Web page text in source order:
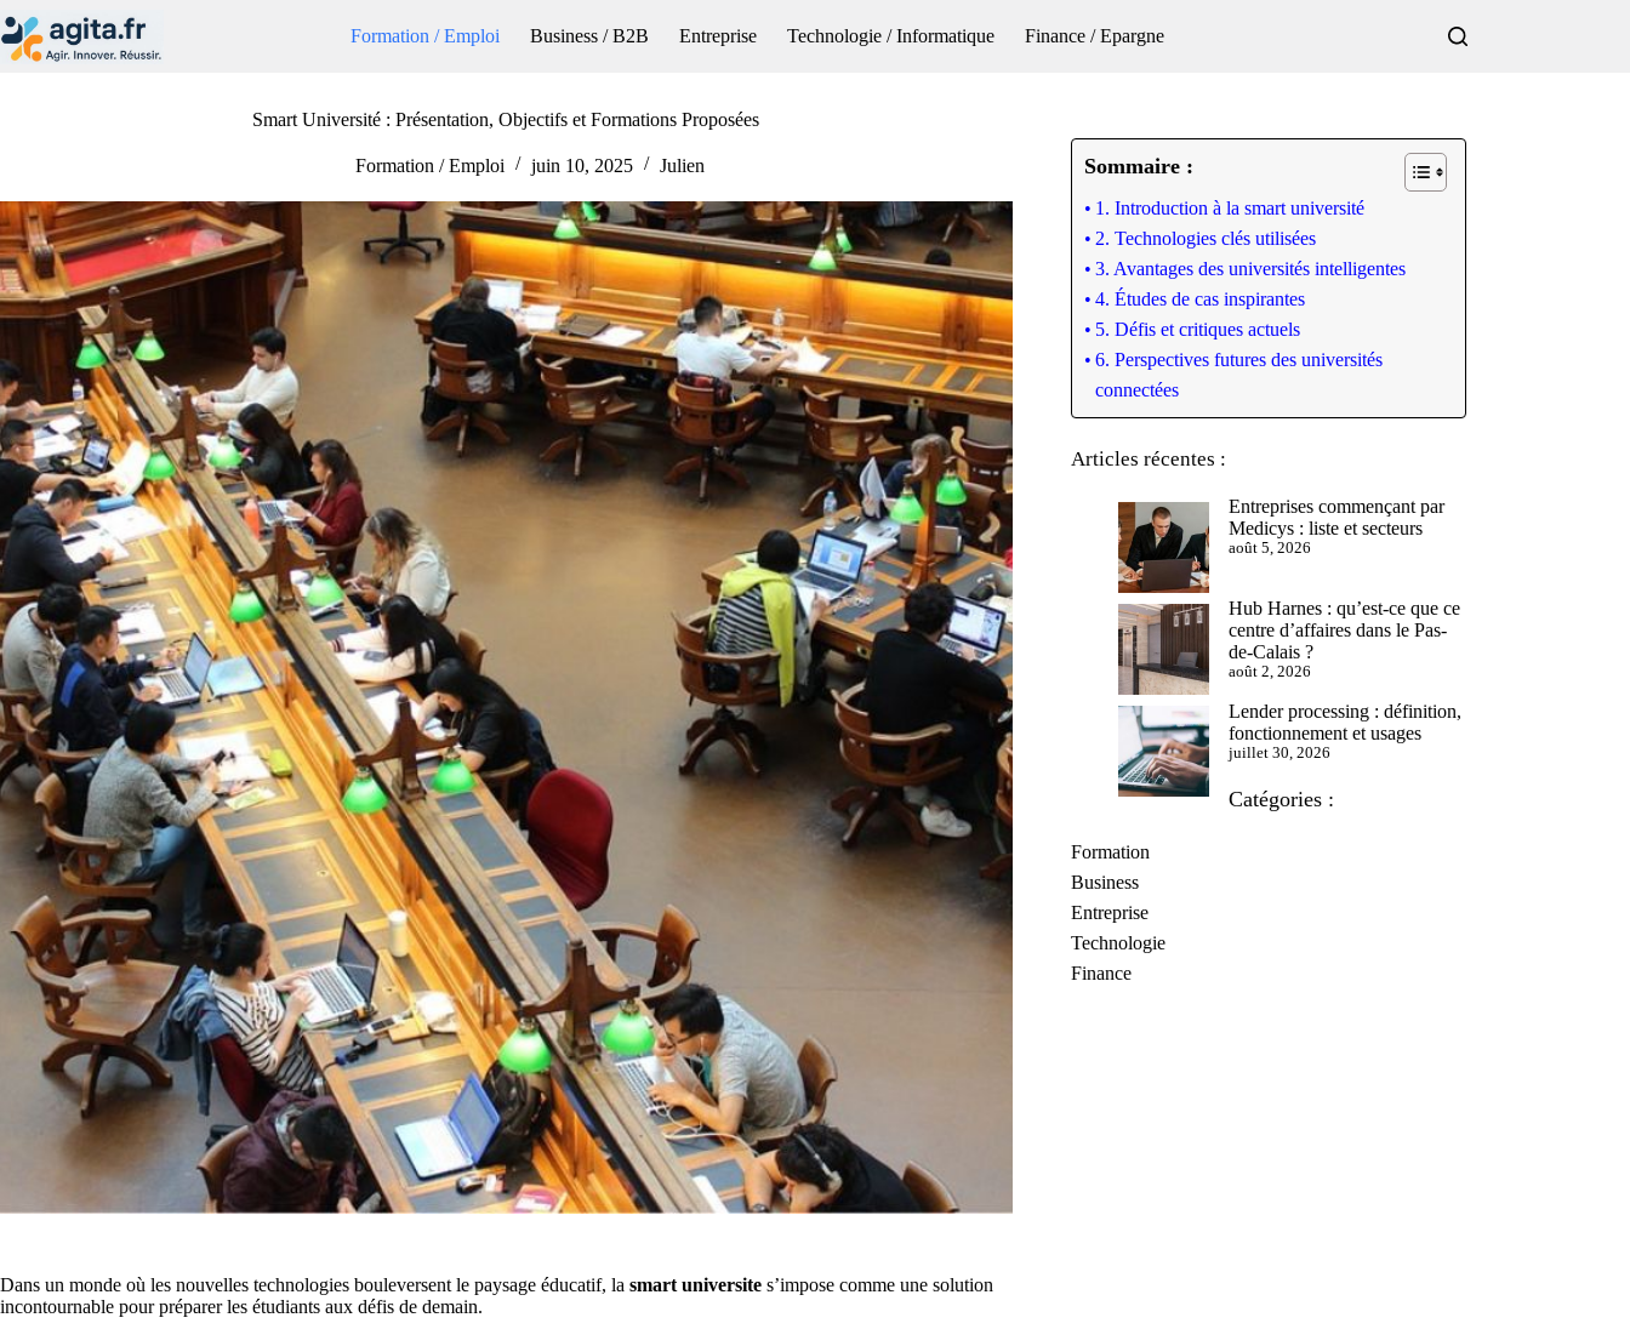
au
contenu
Formation / Emploi Business / B2B Entreprise Technologie / Informatique Finance / Epargne
Smart Université : Présentation, Objectifs et Formations Proposées
Formation / Emploi juin 10, 2025 Julien
Dans un monde où les nouvelles technologies bouleversent le paysage éducatif, la smart universite s’impose comme une solution
incontournable pour préparer les étudiants aux défis de demain.
Sommaire :
1. Introduction à la smart université
2. Technologies clés utilisées
3. Avantages des universités intelligentes
4. Études de cas inspirantes
5. Défis et critiques actuels
6. Perspectives futures des universités
connectées
Articles récentes :
Entreprises commençant par
Medicys : liste et secteurs
août 5, 2026
Hub Harnes : qu’est-ce que ce
centre d’affaires dans le Pas-
de-Calais ?
août 2, 2026
Lender processing : définition,
fonctionnement et usages
juillet 30, 2026
Catégories :
Formation
Business
Entreprise
Technologie
Finance